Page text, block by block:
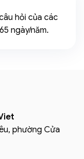
hỏi của các
ngày/năm.
phường Cửa